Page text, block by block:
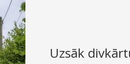
Uzsāk